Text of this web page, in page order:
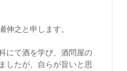
伸之と申します。
にて酒を学び、酒問屋の
したが、自らが旨いと思